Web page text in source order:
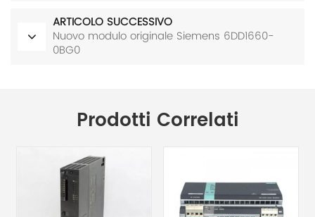
ARTICOLO SUCCESSIVO
Nuovo modulo originale Siemens 6DD1660-
0BG0
Prodotti Correlati